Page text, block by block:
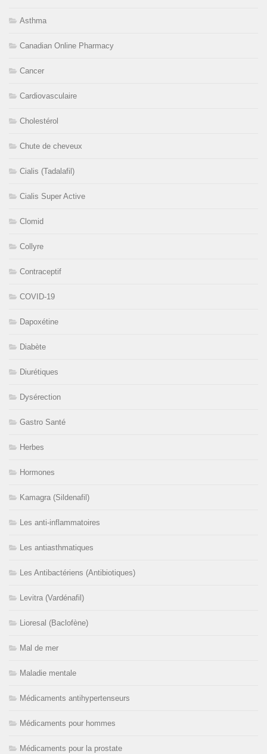
Asthma
Canadian Online Pharmacy
Cancer
Cardiovasculaire
Cholestérol
Chute de cheveux
Cialis (Tadalafil)
Cialis Super Active
Clomid
Collyre
Contraceptif
COVID-19
Dapoxétine
Diabète
Diurétiques
Dysérection
Gastro Santé
Herbes
Hormones
Kamagra (Sildenafil)
Les anti-inflammatoires
Les antiasthmatiques
Les Antibactériens (Antibiotiques)
Levitra (Vardénafil)
Lioresal (Baclofène)
Mal de mer
Maladie mentale
Médicaments antihypertenseurs
Médicaments pour hommes
Médicaments pour la prostate